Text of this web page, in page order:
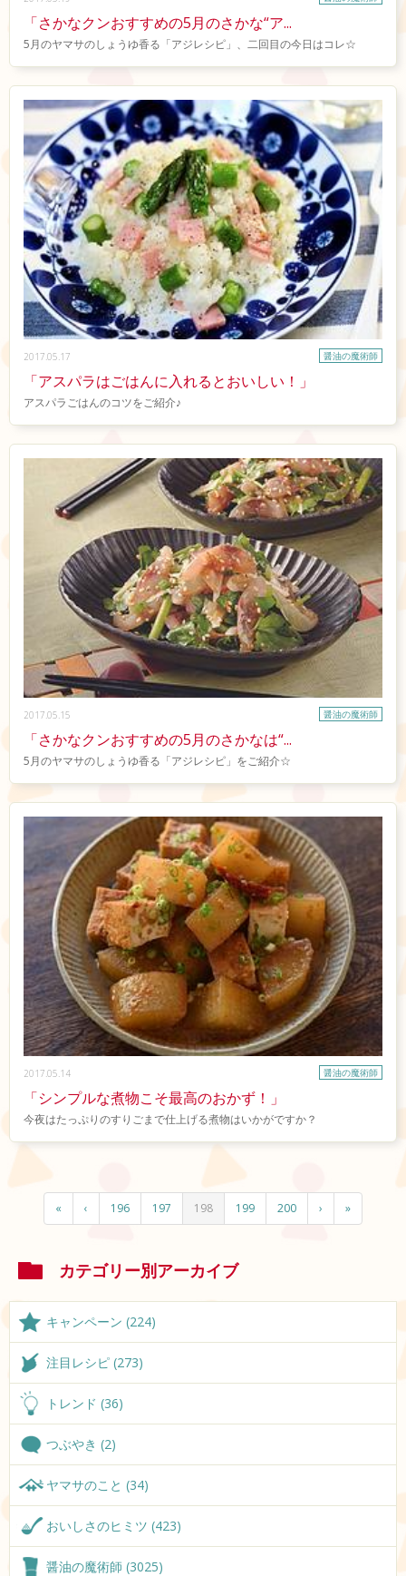
「さかなクンおすすめの5月のさかな“ア...
5月のヤマサのしょうゆ香る「アジレシピ」、二回目の今日はコレ☆
2017.05.17 醤油の魔術師
「アスパラはごはんに入れるとおいしい！」
アスパラごはんのコツをご紹介♪
2017.05.15 醤油の魔術師
「さかなクンおすすめの5月のさかなは“...
5月のヤマサのしょうゆ香る「アジレシピ」をご紹介☆
2017.05.14 醤油の魔術師
「シンプルな煮物こそ最高のおかず！」
今夜はたっぷりのすりごまで仕上げる煮物はいかがですか？
« ‹ 196 197 198 199 200 › »
カテゴリー別アーカイブ
キャンペーン (224)
注目レシピ (273)
トレンド (36)
つぶやき (2)
ヤマサのこと (34)
おいしさのヒミツ (423)
醤油の魔術師 (3025)